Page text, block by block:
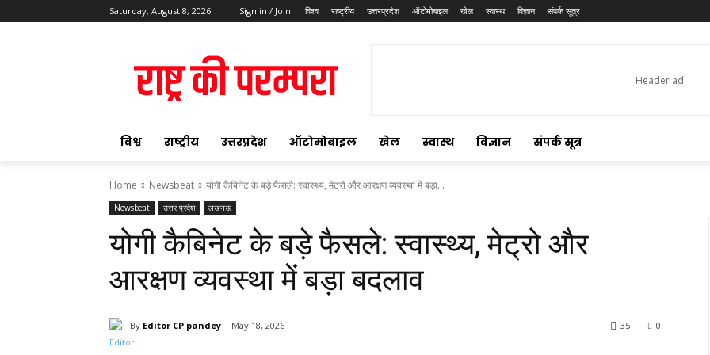
Saturday, August 8, 2026 Sign in / Join विश्व राष्ट्रीय उत्तरप्रदेश ऑटोमोबाइल खेल स्वास्थ विज्ञान संपर्क सूत्र
विश्व राष्ट्रीय उत्तरप्रदेश ऑटोमोबाइल खेल स्वास्थ विज्ञान संपर्क सूत्र
Home Newsbeat योगी कैबिनेट के बड़े फैसले: स्वास्थ्य, मेट्रो और आरक्षण व्यवस्था में बड़ा...
Newsbeat उत्तर प्रदेश लखनऊ
योगी कैबिनेट के बड़े फैसले: स्वास्थ्य, मेट्रो और
आरक्षण व्यवस्था में बड़ा बदलाव
By Editor CP pandey May 18, 2026 0
35